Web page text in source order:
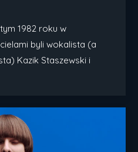
1982 roku w
byli wokalista (a
Kazik Staszewski i